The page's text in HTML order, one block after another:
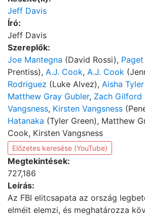
Jeff Davis
Író:
Jeff Davis
Szereplők:
Joe Mantegna (David Rossi),
Prentiss), A.J. Cook, A.J. Cook
Rodriguez (Luke Alvez), Aisha Tyler
Matthew Gray Gubler, Zach Gilford
Vangsness, Kirsten Vangsness
Hatanaka (Tyler Green), Matthew
Cook, Kirsten Vangsness
Előzetes keresése (YouTube)
Megtekintések:
727,186
Leírás:
Az FBI elitcsapata az ország
elméit elemzi, és meghatározza